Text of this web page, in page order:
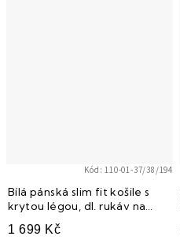
Bílá pánská slim fit košile s
krytou légou, dl. rukáv na
manž. knoflíčky, 110-01
1 699 Kč
Kód:110-01-37/38/194